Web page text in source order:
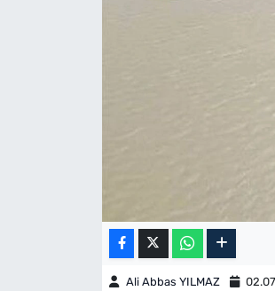
Ali Abbas YILMAZ